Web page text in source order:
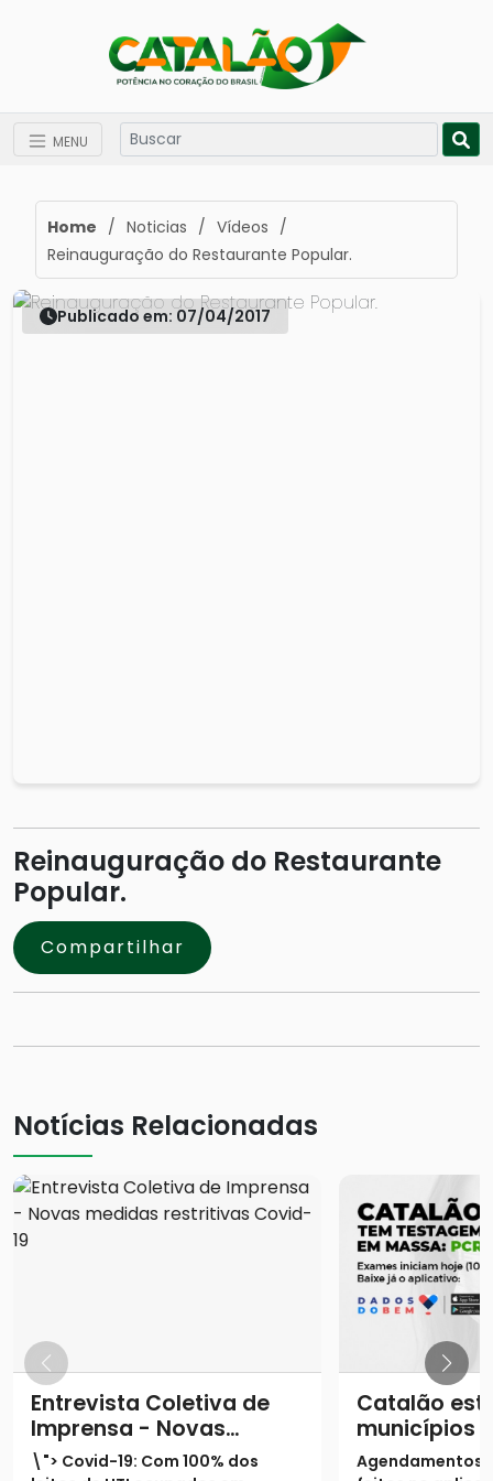
MENU
Home / Noticias / Vídeos /
Reinauguração do Restaurante Popular.
Publicado em: 07/04/2017
Reinauguração do Restaurante
Popular.
Compartilhar
Notícias Relacionadas
Entrevista Coletiva de
Imprensa - Novas
medidas restritivas
\"> Covid-19: Com 100% dos
Catalão
municípios
terão
Agendamentos